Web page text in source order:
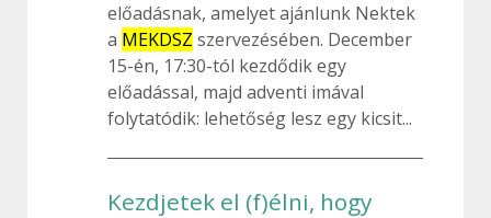
előadásnak, amelyet ajánlunk Nektek
a MEKDSZ szervezésében. December
15-én, 17:30-tól kezdődik egy
előadással, majd adventi imával
folytatódik: lehetőség lesz egy kicsit...
Kezdjetek el (f)élni, hogy